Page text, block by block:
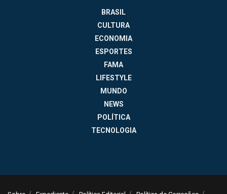
BRASIL
CULTURA
ECONOMIA
ESPORTES
FAMA
LIFESTYLE
MUNDO
NEWS
POLÍTICA
TECNOLOGIA